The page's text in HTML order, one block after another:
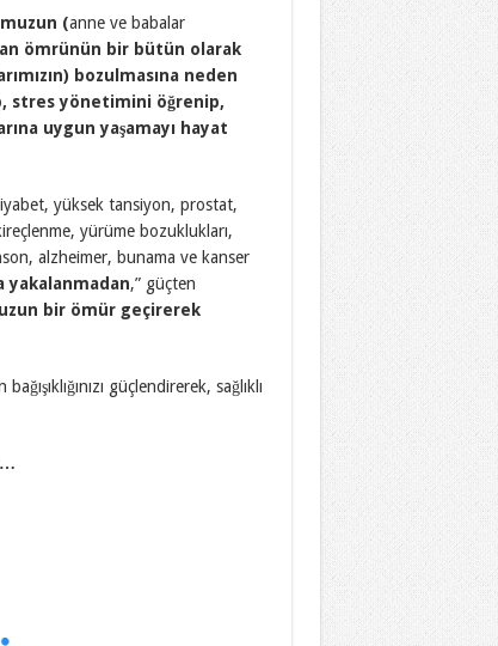
(anne ve babalar
ömrünün bir bütün olarak
bozulmasına neden
stres yönetimini öğrenip,
uygun yaşamayı hayat
yüksek tansiyon, prostat,
yürüme bozuklukları,
alzheimer, bunama ve kanser
yakalanmadan,” güçten
bir ömür geçirerek
güçlendirerek, sağlıklı